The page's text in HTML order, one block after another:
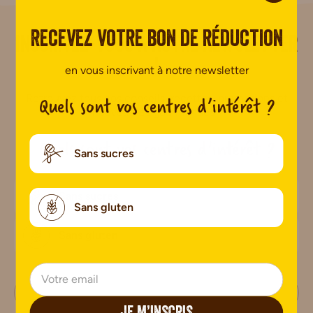
Inscrivez-vous à notre newsletter
!
Retrouvez tous nos conseils, recettes, promotions et
nouveautés gourmandes !
Quels sont vos centres d'intérêt ?
Sans sucres
Recevez votre bon de réduction
en vous inscrivant à notre newsletter
Quels sont vos centres d’intérêt ?
Sans sucres
Sans gluten